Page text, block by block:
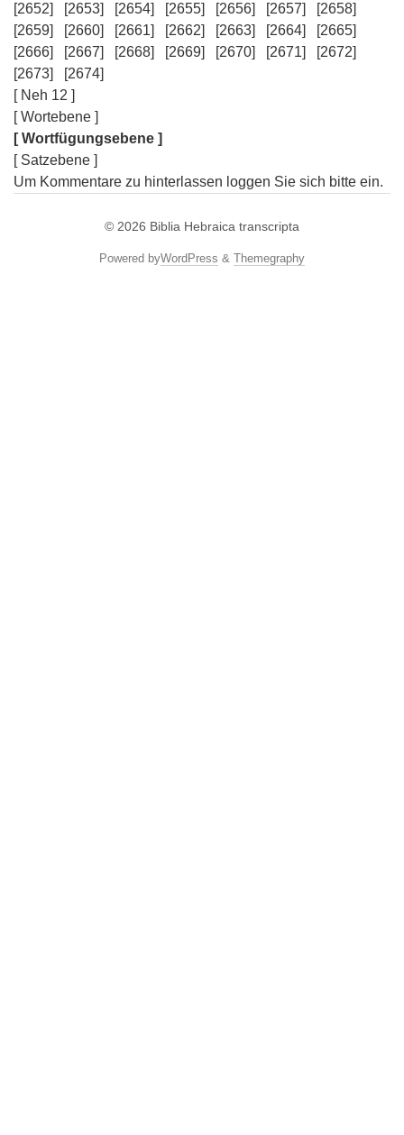
[2652]
[2653] [2654] [2655] [2656] [2657]
[2658]
[2659]
[2660] [2661] [2662] [2663] [2664]
[2665]
[2666]
[2667] [2668] [2669] [2670] [2671]
[2672]
[2673]
[2674]
[ Neh 12 ]
[ Wortebene ]
[ Wortfügungsebene ]
[ Satzebene ]
Um Kommentare zu hinterlassen loggen Sie sich bitte ein.
© 2026 Biblia Hebraica transcripta
Powered byWordPress & Themegraphy